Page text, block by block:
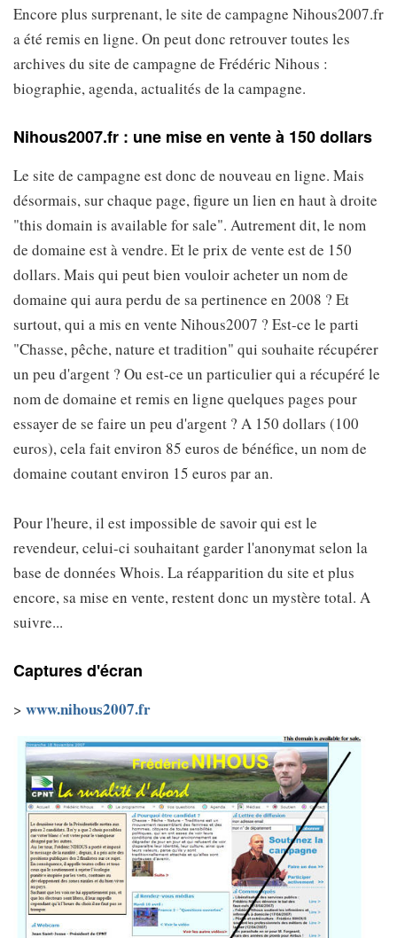
Encore plus surprenant, le site de campagne Nihous2007.fr
a été remis en ligne. On peut donc retrouver toutes les
archives du site de campagne de Frédéric Nihous :
biographie, agenda, actualités de la campagne.
Nihous2007.fr : une mise en vente à 150 dollars
Le site de campagne est donc de nouveau en ligne. Mais
désormais, sur chaque page, figure un lien en haut à droite
"this domain is available for sale". Autrement dit, le nom
de domaine est à vendre. Et le prix de vente est de 150
dollars. Mais qui peut bien vouloir acheter un nom de
domaine qui aura perdu de sa pertinence en 2008 ? Et
surtout, qui a mis en vente Nihous2007 ? Est-ce le parti
"Chasse, pêche, nature et tradition" qui souhaite récupérer
un peu d'argent ? Ou est-ce un particulier qui a récupéré le
nom de domaine et remis en ligne quelques pages pour
essayer de se faire un peu d'argent ? A 150 dollars (100
euros), cela fait environ 85 euros de bénéfice, un nom de
domaine coutant environ 15 euros par an.
Pour l'heure, il est impossible de savoir qui est le
revendeur, celui-ci souhaitant garder l'anonymat selon la
base de données Whois. La réapparition du site et plus
encore, sa mise en vente, restent donc un mystère total. A
suivre...
Captures d'écran
> www.nihous2007.fr